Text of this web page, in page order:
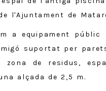
l'Ajuntament de
a equipament públic
suportat per
zona de residus,
alçada de 2,5 m.